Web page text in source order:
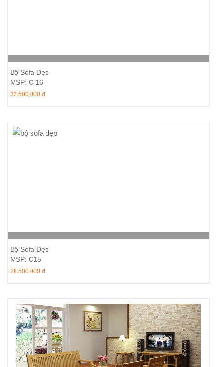
Bộ Sofa Đẹp
MSP: C 16
32.500.000 đ
Bộ Sofa Đẹp
MSP: C15
28.500.000 đ